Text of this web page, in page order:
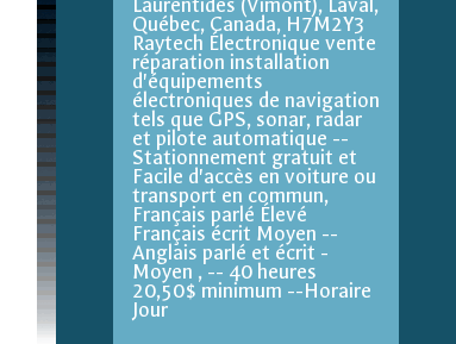
Laurentides (Vimont), Laval,
Québec, Canada, H7M2Y3
Raytech Électronique vente
réparation installation
d'équipements
électroniques de navigation
tels que GPS, sonar, radar
et pilote automatique --
Stationnement gratuit et
Facile d'accès en voiture ou
transport en commun,
Français parlé Élevé
Français écrit Moyen --
Anglais parlé et écrit -
Moyen , -- 40 heures
20,50$ minimum --Horaire
Jour